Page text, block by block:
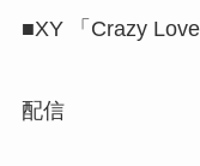
■XY 「Crazy Love
配信